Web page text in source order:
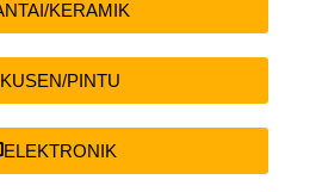
KERAMIK
KUSEN/PINTU
ELEKTRONIK